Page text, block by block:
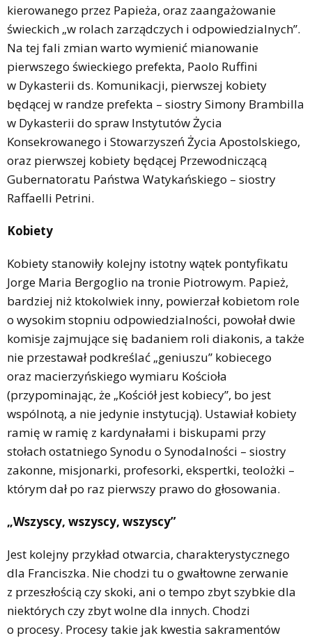
kierowanego przez Papieża, oraz zaangażowanie
świeckich „w rolach zarządczych i odpowiedzialnych”.
Na tej fali zmian warto wymienić mianowanie
pierwszego świeckiego prefekta, Paolo Ruffini
w Dykasterii ds. Komunikacji, pierwszej kobiety
będącej w randze prefekta – siostry Simony Brambilla
w Dykasterii do spraw Instytutów Życia
Konsekrowanego i Stowarzyszeń Życia Apostolskiego,
oraz pierwszej kobiety będącej Przewodniczącą
Gubernatoratu Państwa Watykańskiego – siostry
Raffaelli Petrini.
Kobiety
Kobiety stanowiły kolejny istotny wątek pontyfikatu
Jorge Maria Bergoglio na tronie Piotrowym. Papież,
bardziej niż ktokolwiek inny, powierzał kobietom role
o wysokim stopniu odpowiedzialności, powołał dwie
komisje zajmujące się badaniem roli diakonis, a także
nie przestawał podkreślać „geniuszu” kobiecego
oraz macierzyńskiego wymiaru Kościoła
(przypominając, że „Kościół jest kobiecy”, bo jest
wspólnotą, a nie jedynie instytucją). Ustawiał kobiety
ramię w ramię z kardynałami i biskupami przy
stołach ostatniego Synodu o Synodalności – siostry
zakonne, misjonarki, profesorki, ekspertki, teolożki –
którym dał po raz pierwszy prawo do głosowania.
„Wszyscy, wszyscy, wszyscy”
Jest kolejny przykład otwarcia, charakterystycznego
dla Franciszka. Nie chodzi tu o gwałtowne zerwanie
z przeszłością czy skoki, ani o tempo zbyt szybkie dla
niektórych czy zbyt wolne dla innych. Chodzi
o procesy. Procesy takie jak kwestia sakramentów